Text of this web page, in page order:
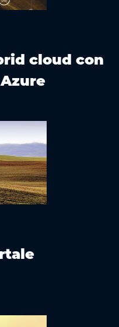
cloud con